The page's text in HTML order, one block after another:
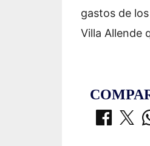
gastos de
Villa Allende